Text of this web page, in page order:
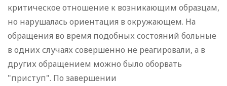
критическое отношение к возникающим образцам,
но нарушалась ориентация в окружающем. На
обращения во время подобных состояний больные
в одних случаях совершенно не реагировали, а в
других обращением можно было оборвать
"приступ". По завершении